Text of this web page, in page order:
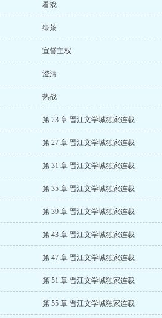
看戏
绿茶
宣誓主权
澄清
热战
第 23 章 晋江文学城独家连载
第 27 章 晋江文学城独家连载
第 31 章 晋江文学城独家连载
第 35 章 晋江文学城独家连载
第 39 章 晋江文学城独家连载
第 43 章 晋江文学城独家连载
第 47 章 晋江文学城独家连载
第 51 章 晋江文学城独家连载
第 55 章 晋江文学城独家连载